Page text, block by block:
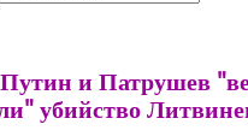
и Патрушев
убийство